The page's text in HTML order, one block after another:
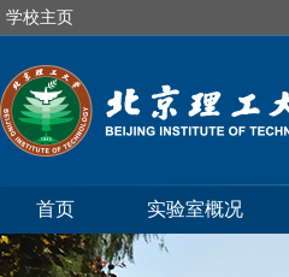
学校主页
首页 实验室概况